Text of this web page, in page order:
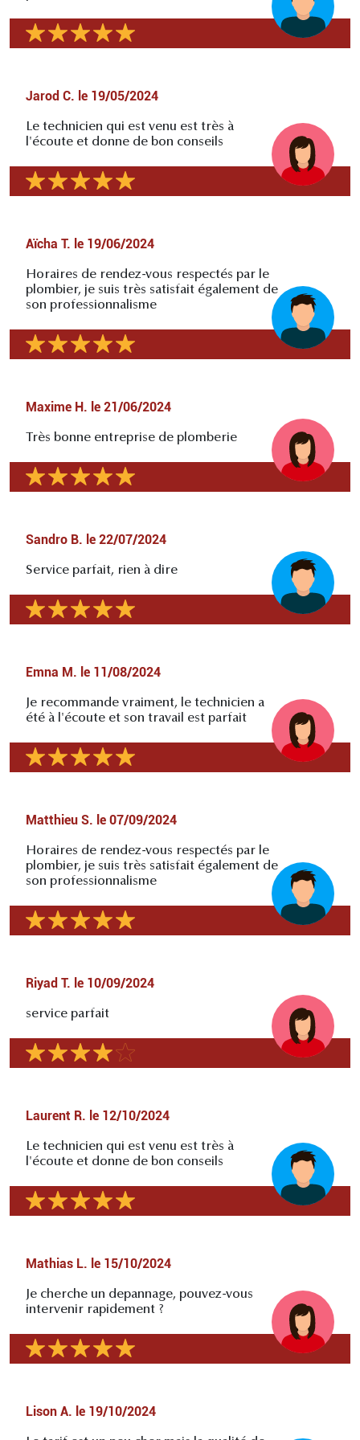
Jarod C. le 19/05/2024
Le technicien qui est venu est très à
l'écoute et donne de bon conseils
Aïcha T. le 19/06/2024
Horaires de rendez-vous respectés par le
plombier, je suis très satisfait également de
son professionnalisme
Maxime H. le 21/06/2024
Très bonne entreprise de plomberie
Sandro B. le 22/07/2024
Service parfait, rien à dire
Emna M. le 11/08/2024
Je recommande vraiment, le technicien a
été à l'écoute et son travail est parfait
Matthieu S. le 07/09/2024
Horaires de rendez-vous respectés par le
plombier, je suis très satisfait également de
son professionnalisme
Riyad T. le 10/09/2024
service parfait
Laurent R. le 12/10/2024
Le technicien qui est venu est très à
l'écoute et donne de bon conseils
Mathias L. le 15/10/2024
Je cherche un depannage, pouvez-vous
intervenir rapidement ?
Lison A. le 19/10/2024